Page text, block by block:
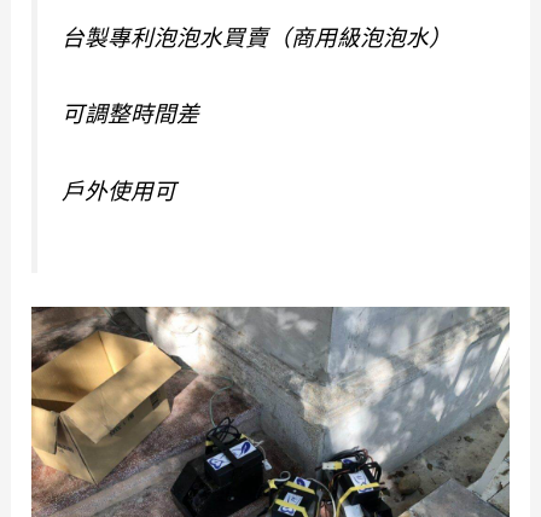
台製專利泡泡水買賣（商用級泡泡水）
可調整時間差
戶外使用可